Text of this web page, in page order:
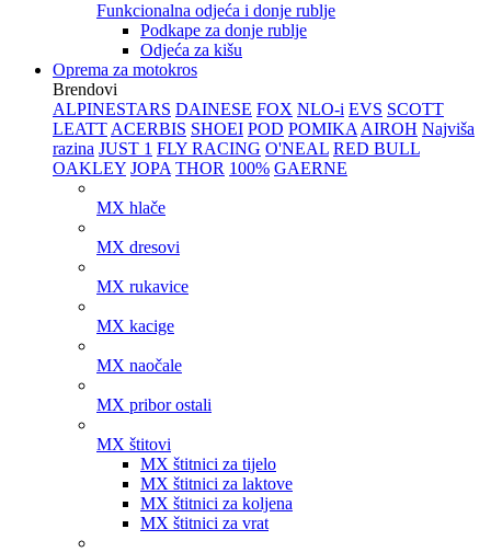
Funkcionalna odjeća i donje rublje
Podkape za donje rublje
Odjeća za kišu
Oprema za motokros
Brendovi
ALPINESTARS DAINESE FOX NLO-i EVS SCOTT
LEATT ACERBIS SHOEI POD POMIKA AIROH Najviša
razina JUST 1 FLY RACING O'NEAL RED BULL
OAKLEY JOPA THOR 100% GAERNE
MX hlače
MX dresovi
MX rukavice
MX kacige
MX naočale
MX pribor ostali
MX štitovi
MX štitnici za tijelo
MX štitnici za laktove
MX štitnici za koljena
MX štitnici za vrat